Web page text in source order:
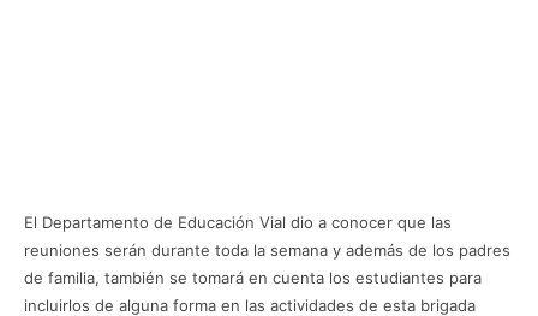
El Departamento de Educación Vial dio a conocer que las
reuniones serán durante toda la semana y además de los padres
de familia, también se tomará en cuenta los estudiantes para
incluirlos de alguna forma en las actividades de esta brigada